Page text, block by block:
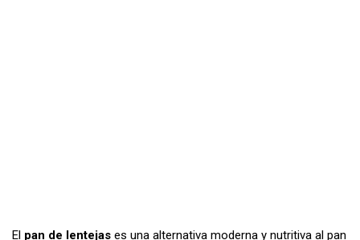
El pan de lentejas es una alternativa moderna y nutritiva al pan